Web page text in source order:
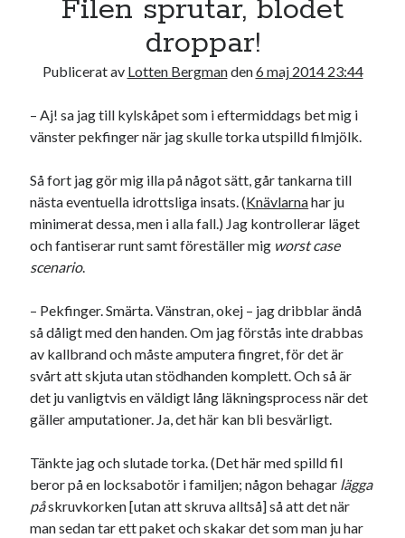
18 19 20 21 22 23
28 29 30
31
« jul
Sök
Kategorier
Etiketter
barnen basket bil corona
England fest film fotboll
Filen sprutar, blodet
droppar!
Publicerat av Lotten Bergmanden6 maj 2014 23:44
– Aj! sa jag till kylskåpet som i eftermiddags bet mig i
vänster pekfinger när jag skulle torka utspilld filmjölk.
Så fort jag gör mig illa på något sätt, går tankarna till
nästa eventuella idrottsliga insats. (Knävlarnahar ju
minimerat dessa, men i alla fall.) Jag kontrollerar läget
och fantiserar runt samt föreställer mig worst case
scenario.
– Pekfinger. Smärta. Vänstran, okej – jag dribblar ändå
så dåligt med den handen. Om jag förstås inte drabbas
av kallbrand och måste amputera fingret, för det är
svårt att skjuta utan stödhanden komplett. Och så är
det ju vanligtvis en väldigt lång läkningsprocess när det
gäller amputationer. Ja, det här kan bli besvärligt.
Tänkte jag och slutade torka. (Det här med spilld fil
beror på en locksabotör i familjen; någon behagar lägga
påskruvkorken [utan att skruva alltså] så att det när
man sedan tar ett paket och skakar det som man ju har